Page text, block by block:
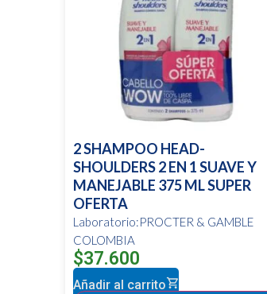
2 SHAMPOO HEAD-
SHOULDERS 2 EN 1 SUAVE Y
MANEJABLE 375 ML SUPER
OFERTA
Laboratorio:PROCTER & GAMBLE
COLOMBIA
$37.600
Añadir al carrito